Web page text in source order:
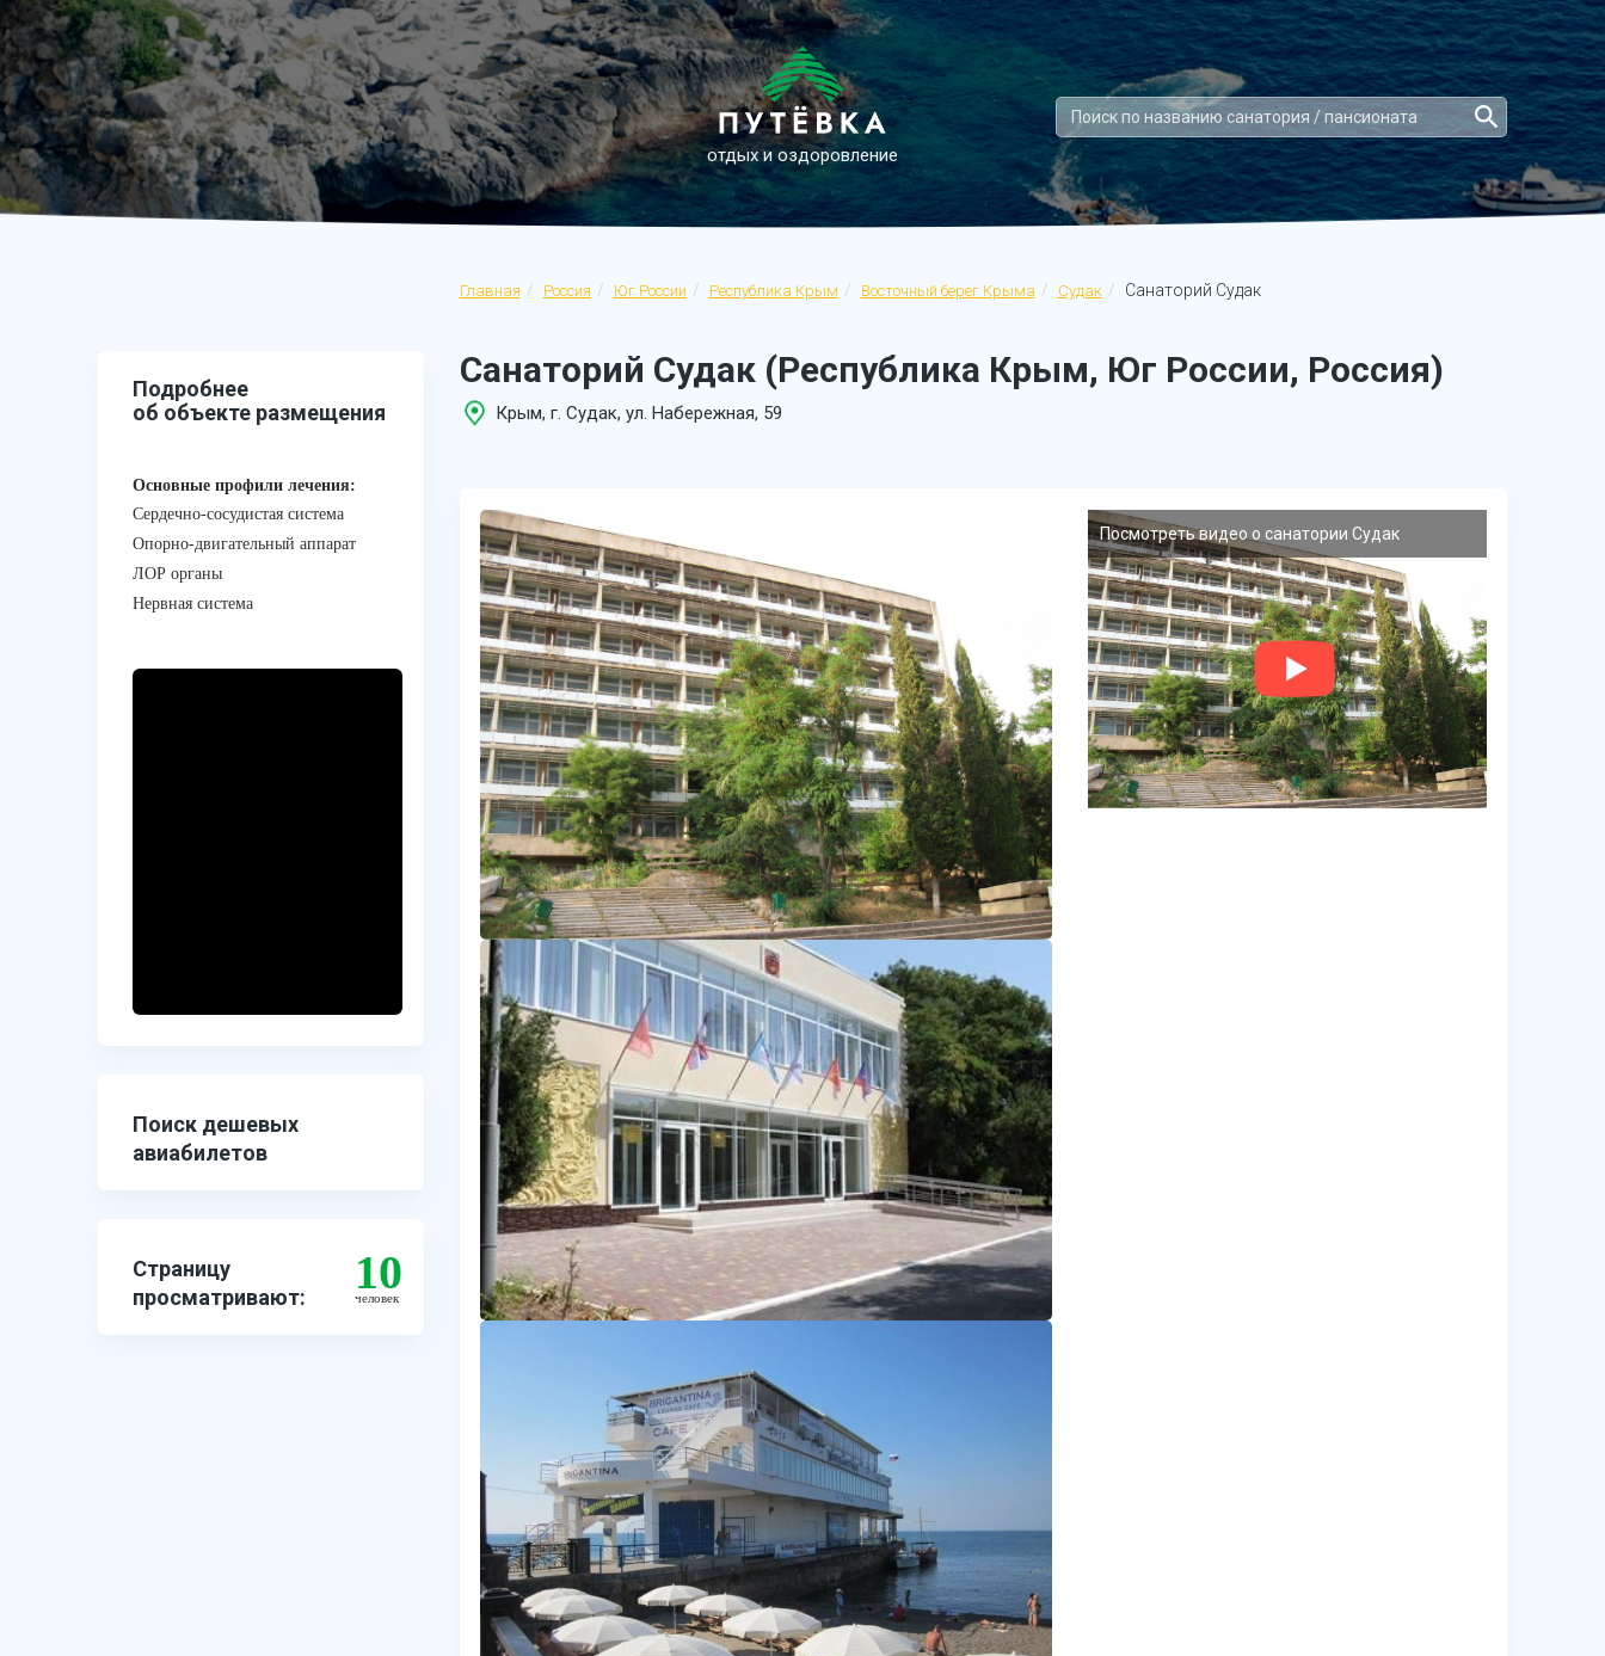
отдых и оздоровление
Главная Россия Юг России Республика Крым Восточный берег Крыма Судак Санаторий Судак
Санаторий Судак (Республика Крым, Юг России, Россия)
Крым, г. Судак, ул. Набережная, 59
Подробнее
об объекте размещения
Основные профили лечения:
Сердечно-сосудистая система
Опорно-двигательный аппарат
ЛОР органы
Нервная система
Поиск дешевых
авиабилетов
Страницу
просматривают:
10
человек
Посмотреть видео о санатории Судак